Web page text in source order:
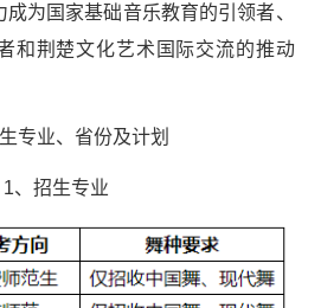
为国家基础音乐教育的引领者、
和荆楚文化艺术国际交流的推动
专业、省份及计划
1、招生专业